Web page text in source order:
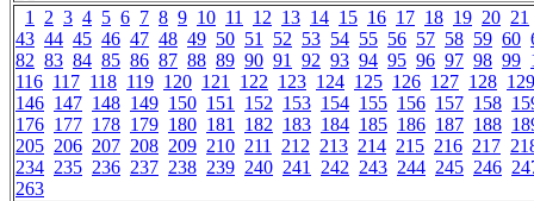
1 2 3 4 5 6 7 8 9 10 11 12 13 14 15 16 17 18 19 20 21
43 44 45 46 47 48 49 50 51 52 53 54 55 56 57 58 59 60
82 83 84 85 86 87 88 89 90 91 92 93 94 95 96 97 98 99
116 117 118 119 120 121 122 123 124 125 126 127 128 129
146 147 148 149 150 151 152 153 154 155 156 157 158
176 177 178 179 180 181 182 183 184 185 186 187 188
205 206 207 208 209 210 211 212 213 214 215 216 217
234 235 236 237 238 239 240 241 242 243 244 245 246
263